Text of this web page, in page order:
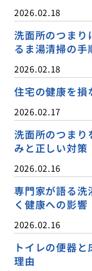
2026.02.18
洗面所のつまり
るま湯清掃の手
2026.02.18
住宅の健康を損
2026.02.17
洗面所のつまり
みと正しい対策
2026.02.16
専門家が語る洗
く健康への影響
2026.02.16
トイレの便器
理由